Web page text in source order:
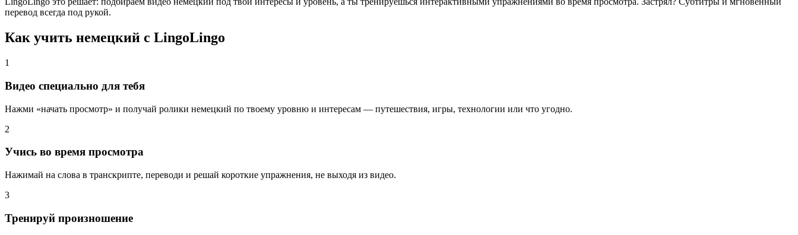
перевод всегда под рукой.
Как учить немецкий с LingoLingo
1
Видео специально для тебя
Нажми «начать просмотр» и получай ролики немецкий по твоему уровню и интересам — путешествия, игры, технологии или что угодно.
2
Учись во время просмотра
Нажимай на слова в транскрипте, переводи и решай короткие упражнения, не выходя из видео.
3
Тренируй произношение